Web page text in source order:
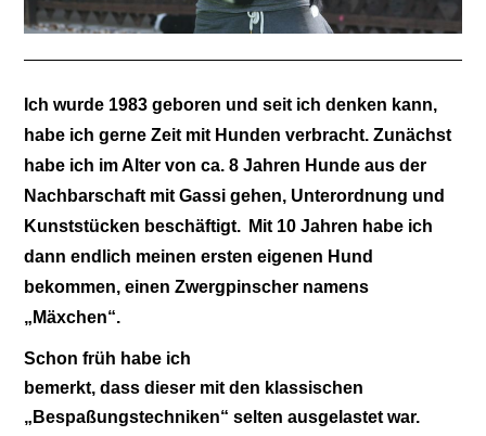
Ich wurde 1983 geboren und seit ich denken kann,
habe ich gerne Zeit mit Hunden verbracht. Zunächst
habe ich im Alter von ca. 8 Jahren Hunde aus der
Nachbarschaft mit Gassi gehen, Unterordnung und
Kunststücken beschäftigt. Mit 10 Jahren habe ich
dann endlich meinen ersten eigenen Hund
bekommen, einen Zwergpinscher namens
„Mäxchen“.
Schon früh habe ich
bemerkt, dass dieser mit den klassischen
„Bespaßungstechniken“ selten ausgelastet war.